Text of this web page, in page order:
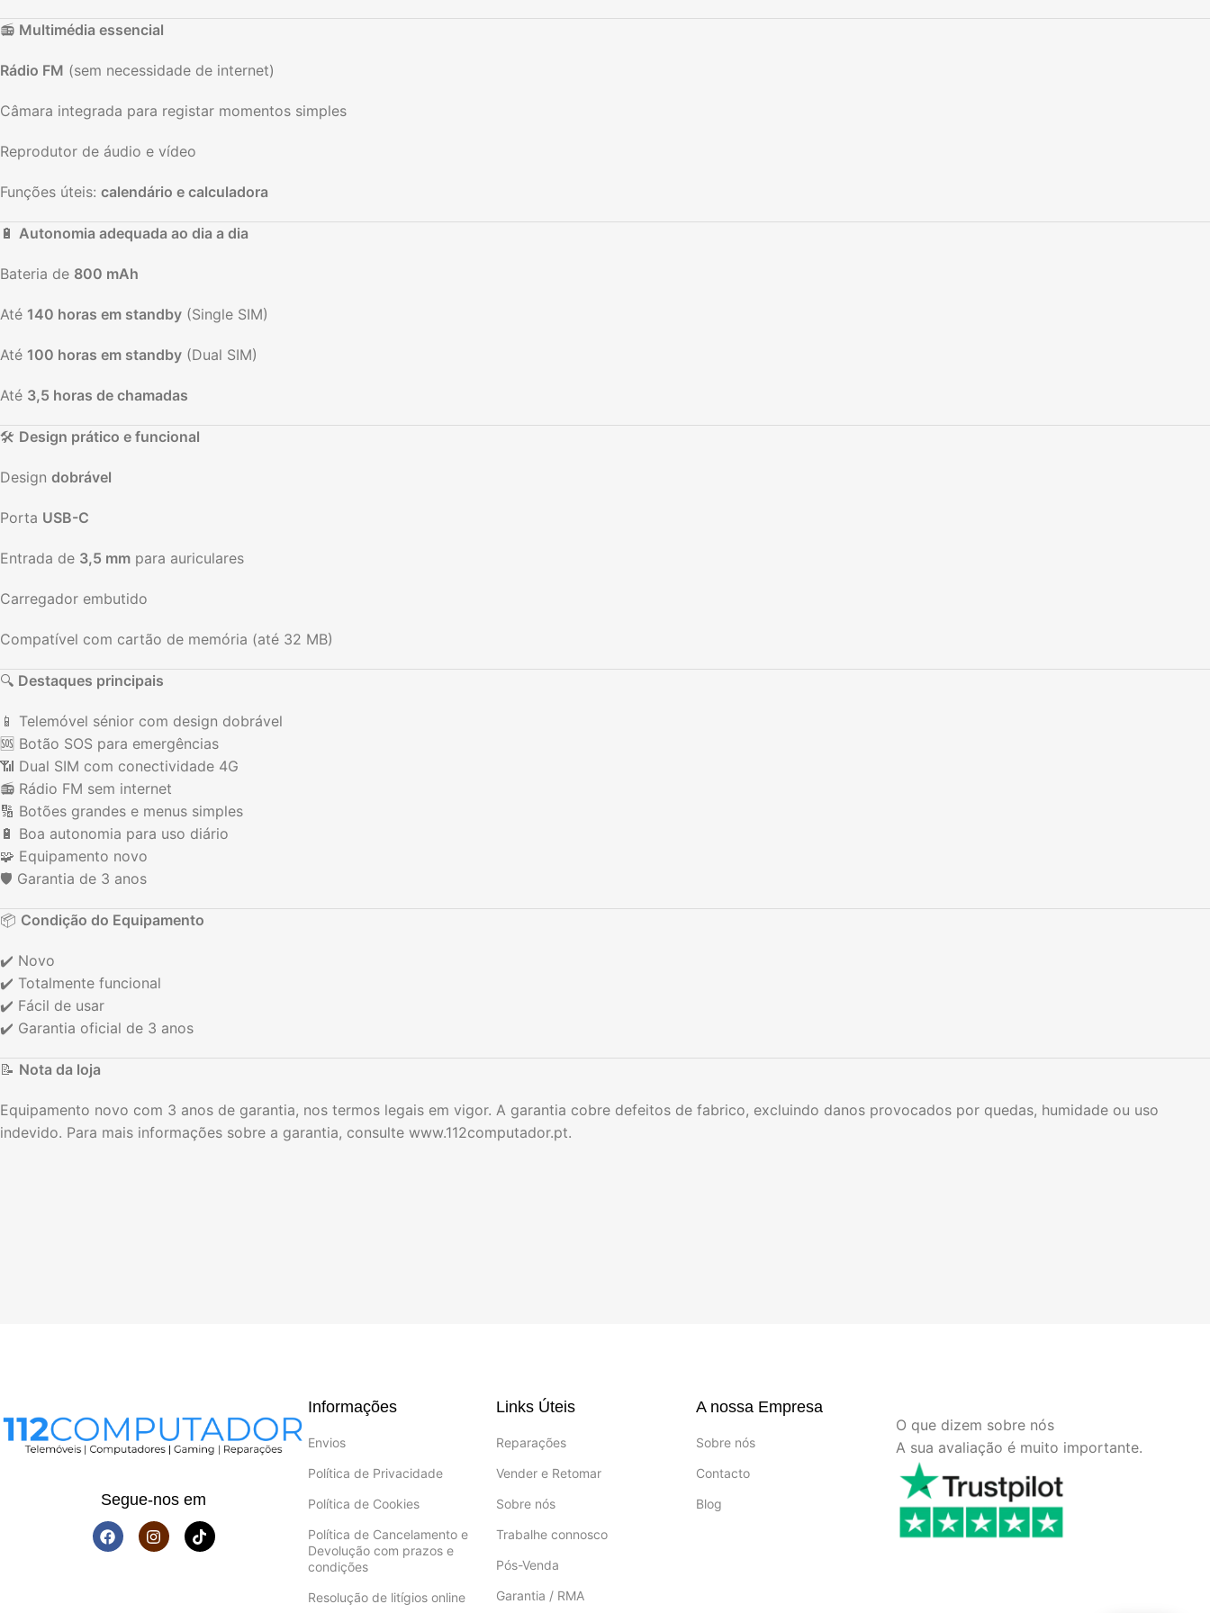
📻 Multimédia essencial
Rádio FM (sem necessidade de internet)
Câmara integrada para registar momentos simples
Reprodutor de áudio e vídeo
Funções úteis: calendário e calculadora
🔋 Autonomia adequada ao dia a dia
Bateria de 800 mAh
Até 140 horas em standby (Single SIM)
Até 100 horas em standby (Dual SIM)
Até 3,5 horas de chamadas
🛠️ Design prático e funcional
Design dobrável
Porta USB-C
Entrada de 3,5 mm para auriculares
Carregador embutido
Compatível com cartão de memória (até 32 MB)
🔍 Destaques principais
📱 Telemóvel sénior com design dobrável
🆘 Botão SOS para emergências
📶 Dual SIM com conectividade 4G
📻 Rádio FM sem internet
🔢 Botões grandes e menus simples
🔋 Boa autonomia para uso diário
🧩 Equipamento novo
🛡️ Garantia de 3 anos
📦 Condição do Equipamento
✔️ Novo
✔️ Totalmente funcional
✔️ Fácil de usar
✔️ Garantia oficial de 3 anos
📝 Nota da loja
Equipamento novo com 3 anos de garantia, nos termos legais em vigor. A garantia cobre defeitos de fabrico, excluindo danos provocados por quedas, humidade ou uso
indevido. Para mais informações sobre a garantia, consulte www.112computador.pt.
Segue-nos em
Informações
Envios
Política de Privacidade
Política de Cookies
Política de Cancelamento e
Devolução com prazos e
condições
Resolução de litígios online
Links Úteis
Reparações
Vender e Retomar
Sobre nós
Trabalhe connosco
Pós-Venda
Garantia / RMA
A nossa Empresa
Sobre nós
Contacto
Blog
O que dizem sobre nós
A sua avaliação é muito importante.